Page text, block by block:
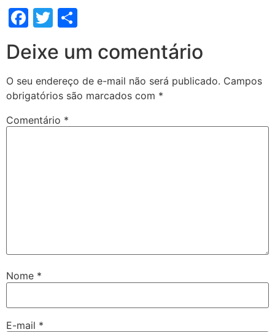
Facebook
Twitter
Deixe um comentário
O seu endereço de e-mail não será publicado. Campos
obrigatórios são marcados com *
Comentário *
Nome *
E-mail *